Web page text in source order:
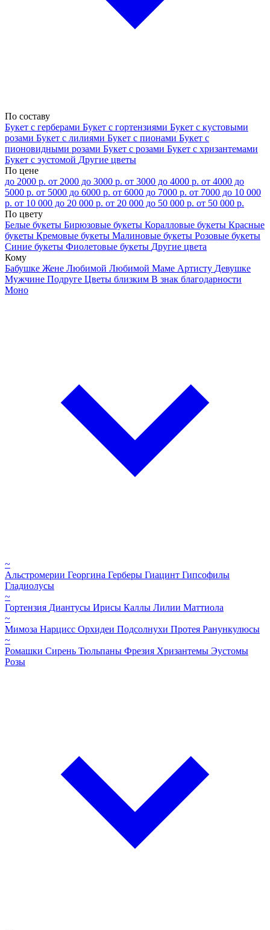
По составу
Букет с герберами Букет с гортензиями Букет с кустовыми
розами Букет с лилиями Букет с пионами Букет с
пионовидными розами Букет с розами Букет с хризантемами
Букет с эустомой Другие цветы
По цене
до 2000 р. от 2000 до 3000 р. от 3000 до 4000 р. от 4000 до
5000 р. от 5000 до 6000 р. от 6000 до 7000 р. от 7000 до 10 000
р. от 10 000 до 20 000 р. от 20 000 до 50 000 р. от 50 000 р.
По цвету
Белые букеты Бирюзовые букеты Коралловые букеты Красные
букеты Кремовые букеты Малиновые букеты Розовые букеты
Синие букеты Фиолетовые букеты Другие цвета
Кому
Бабушке Жене Любимой Любимой Маме Артисту Девушке
Мужчине Подруге Цветы близким В знак благодарности
Моно
~
Альстромерии Георгина Герберы Гиацинт Гипсофилы
Гладиолусы
~
Гортензия Диантусы Ирисы Каллы Лилии Маттиола
~
Мимоза Нарцисс Орхидеи Подсолнухи Протея Ранункулюсы
~
Ромашки Сирень Тюльпаны Фрезия Хризантемы Эустомы
Розы